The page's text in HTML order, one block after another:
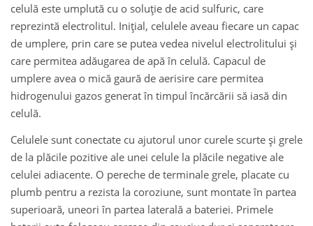
celulă este umplută cu o soluție de acid sulfuric, care
reprezintă electrolitul. Inițial, celulele aveau fiecare un capac
de umplere, prin care se putea vedea nivelul electrolitului și
care permitea adăugarea de apă în celulă. Capacul de
umplere avea o mică gaură de aerisire care permitea
hidrogenului gazos generat în timpul încărcării să iasă din
celulă.
Celulele sunt conectate cu ajutorul unor curele scurte și grele
de la plăcile pozitive ale unei celule la plăcile negative ale
celulei adiacente. O pereche de terminale grele, placate cu
plumb pentru a rezista la coroziune, sunt montate în partea
superioară, uneori în partea laterală a bateriei. Primele